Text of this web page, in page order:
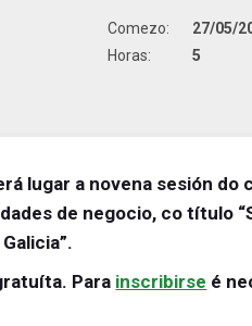
Comezo:
27/05/
Horas:
5
lugar a novena sesión
de negocio, co título
Para inscribirse é